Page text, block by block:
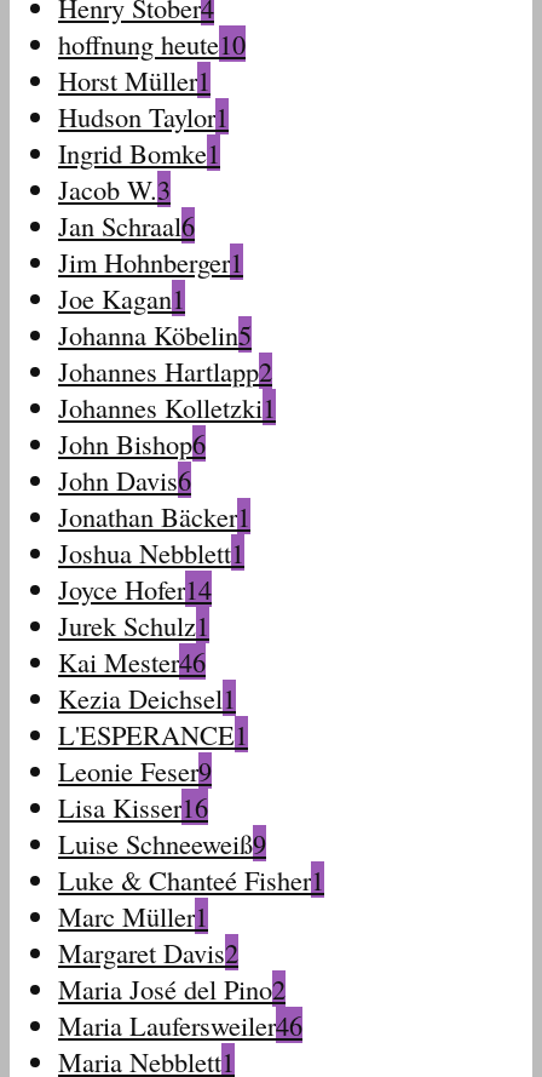
Henry Stober4
hoffnung heute10
Horst Müller1
Hudson Taylor1
Ingrid Bomke1
Jacob W.3
Jan Schraal6
Jim Hohnberger1
Joe Kagan1
Johanna Köbelin5
Johannes Hartlapp2
Johannes Kolletzki1
John Bishop6
John Davis6
Jonathan Bäcker1
Joshua Nebblett1
Joyce Hofer14
Jurek Schulz1
Kai Mester46
Kezia Deichsel1
L'ESPERANCE1
Leonie Feser9
Lisa Kisser16
Luise Schneeweiß9
Luke & Chanteé Fisher1
Marc Müller1
Margaret Davis2
Maria José del Pino2
Maria Laufersweiler46
Maria Nebblett1